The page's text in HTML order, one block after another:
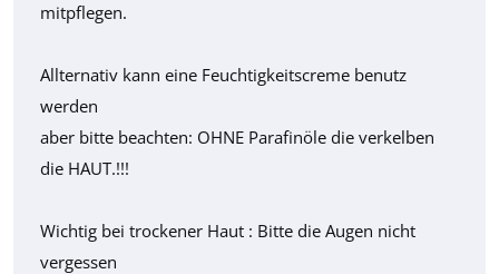
mitpflegen.
Allternativ kann eine Feuchtigkeitscreme benutz
werden
aber bitte beachten: OHNE Parafinöle die verkelben
die HAUT.!!!
Wichtig bei trockener Haut : Bitte die Augen nicht
vergessen